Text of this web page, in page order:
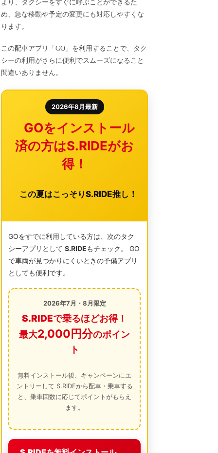
より、タクシーをすぐに呼ぶことができるた
め、急な移動や予定の変更にも対応しやすくな
ります。
この配車アプリ「GO」を利用することで、タク
シーの利用がさらに便利でスムーズになること
間違いありません。
2026年8月最新
GOをインストール
済の方はS.RIDEがお
得！
この夏はこっそりS.RIDE推し！
GOをすでに利用している方は、次のタク
シーアプリとしてS.RIDEもチェック。 GO
で車両が見つかりにくいときの予備アプリ
としても便利です。
2026年7月・8月限定
S.RIDEで乗るほどお得！
最大2,000円分のポイン
ト
無料インストール後、キャンペーンにエ
ントリーして S.RIDEから配車・乗車する
と、乗車回数に応じてポイントがもらえ
ます。